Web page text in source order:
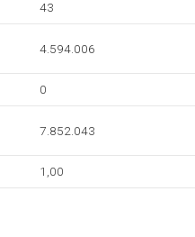
43
4.594.006
0
7.852.043
1,00